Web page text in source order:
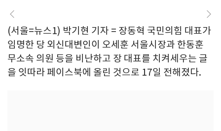
(서울=뉴스1) 박기현 기자 = 장동혁 국민의힘 대표가
임명한 당 외신대변인이 오세훈 서울시장과 한동훈
무소속 의원 등을 비난하고 장 대표를 치켜세우는 글
을 잇따라 페이스북에 올린 것으로 17일 전해졌다.